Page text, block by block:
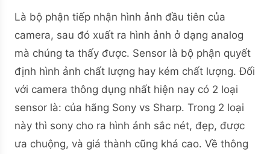
Là bộ phận tiếp nhận hình ảnh đầu tiên của
camera, sau đó xuất ra hình ảnh ở dạng analog
mà chúng ta thấy được. Sensor là bộ phận quyết
định hình ảnh chất lượng hay kém chất lượng. Đối
với camera thông dụng nhất hiện nay có 2 loại
sensor là: của hãng Sony vs Sharp. Trong 2 loại
này thì sony cho ra hình ảnh sắc nét, đẹp, được
ưa chuộng, và giá thành cũng khá cao. Về thông